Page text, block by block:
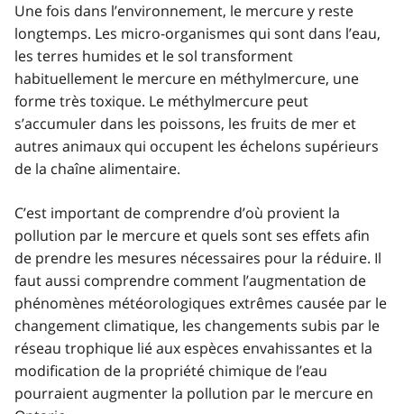
Une fois dans l’environnement, le mercure y reste
longtemps. Les micro-organismes qui sont dans l’eau,
les terres humides et le sol transforment
habituellement le mercure en méthylmercure, une
forme très toxique. Le méthylmercure peut
s’accumuler dans les poissons, les fruits de mer et
autres animaux qui occupent les échelons supérieurs
de la chaîne alimentaire.
C’est important de comprendre d’où provient la
pollution par le mercure et quels sont ses effets afin
de prendre les mesures nécessaires pour la réduire. Il
faut aussi comprendre comment l’augmentation de
phénomènes météorologiques extrêmes causée par le
changement climatique, les changements subis par le
réseau trophique lié aux espèces envahissantes et la
modification de la propriété chimique de l’eau
pourraient augmenter la pollution par le mercure en